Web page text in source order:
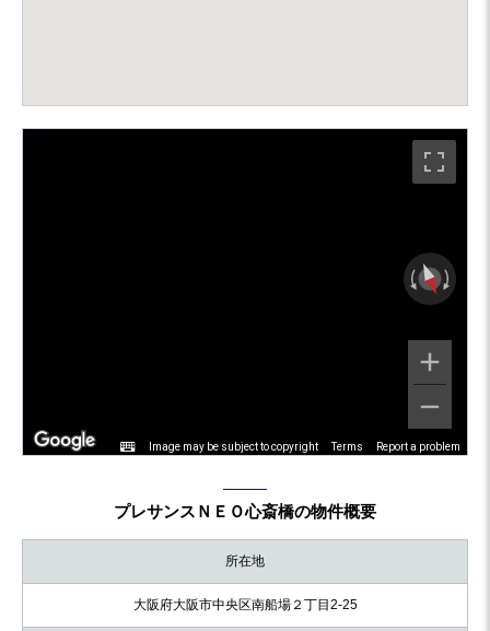
Image may be subject to copyright Terms Report a problem
プレサンスＮＥＯ心斎橋の物件概要
所在地
大阪府大阪市中央区南船場２丁目2-25